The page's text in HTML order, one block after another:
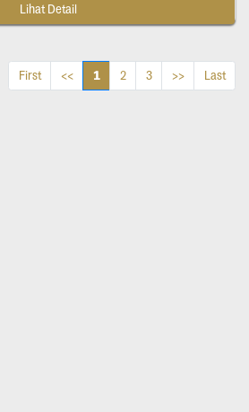
Lihat Detail
First << 1 2 3 >> Last